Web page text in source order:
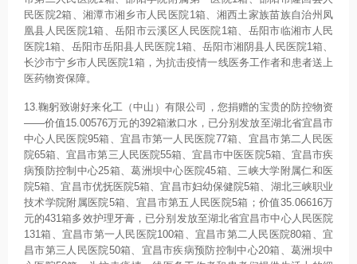
民医院2箱、湘潭市湘乡市人民医院1箱、湘西土家族苗族自治州凤
凰县人民医院1箱、岳阳市云溪区人民医院1箱、岳阳市临湘市人民
医院1箱、岳阳市岳阳县人民医院1箱、岳阳市湘阴县人民医院1箱、
长沙市宁乡市人民医院1箱，为抗击疫情一线医务工作者和患者送上
医药物资保障。
13.鞠躬致谢好来化工（中山）有限公司，您捐赠的宝贵的防控物资
——价值15.00576万元的392箱漱口水，已分别发放至湖北省宜昌市
中心人民医院95箱、宜昌市第一人民医院77箱、宜昌市第二人民医
院65箱、宜昌市第三人民医院55箱、宜昌市中医医院5箱、宜昌市疾
病预防控制中心25箱、葛洲坝中心医院45箱、三峡大学附属仁和医
院5箱、宜昌市优抚医院5箱、宜昌市妇幼保健院5箱、湖北三峡职业
技术学院附属医院5箱、宜昌市第五人民医院5箱；价值35.06616万
元的431箱多效护理牙膏，已分别发放至湖北省宜昌市中心人民医院
131箱、宜昌市第一人民医院100箱、宜昌市第二人民医院80箱、宜
昌市第三人民医院50箱、宜昌市疾病预防控制中心20箱、葛洲坝中